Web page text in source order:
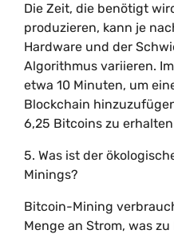
Die Zeit, die benötigt
produzieren, kann je
Hardware und der
Algorithmus variieren.
etwa 10 Minuten, um
Blockchain
6,25 Bitcoins zu
5. Was ist der
Minings?
Bitcoin-Mining
Menge an Strom, was